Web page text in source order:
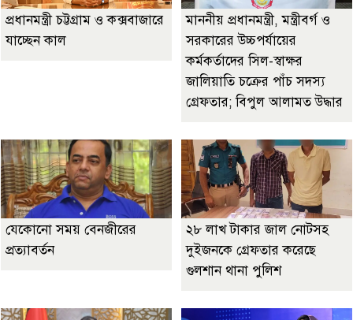
প্রধানমন্ত্রী চট্টগ্রাম ও কক্সবাজারে
যাচ্ছেন কাল
মাননীয় প্রধানমন্ত্রী, মন্ত্রীবর্গ ও
সরকারের উচ্চপর্যায়ের
কর্মকর্তাদের সিল-স্বাক্ষর
জালিয়াতি চক্রের পাঁচ সদস্য
গ্রেফতার; বিপুল আলামত উদ্ধার
যেকোনো সময় বেনজীরের
প্রত্যাবর্তন
২৮ লাখ টাকার জাল নোটসহ
দুইজনকে গ্রেফতার করেছে
গুলশান থানা পুলিশ